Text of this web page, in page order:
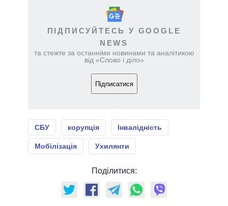
ПІДПИСУЙТЕСЬ У GOOGLE
NEWS
та стежте за останніми новинами та аналітикою
від «Слово і діло»
Підписатися
СБУ корупція Інвалідність
Мобілізація Ухилянти
Поділитися: